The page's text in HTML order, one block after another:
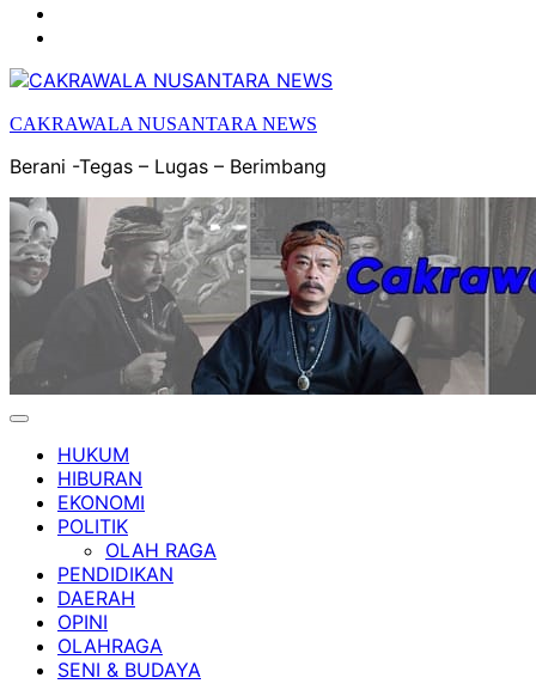
BUDAYA
CAKRAWALA NUSANTARA NEWS
Berani -Tegas – Lugas – Berimbang
HUKUM
HIBURAN
EKONOMI
POLITIK
OLAH RAGA
PENDIDIKAN
DAERAH
OPINI
OLAHRAGA
SENI & BUDAYA